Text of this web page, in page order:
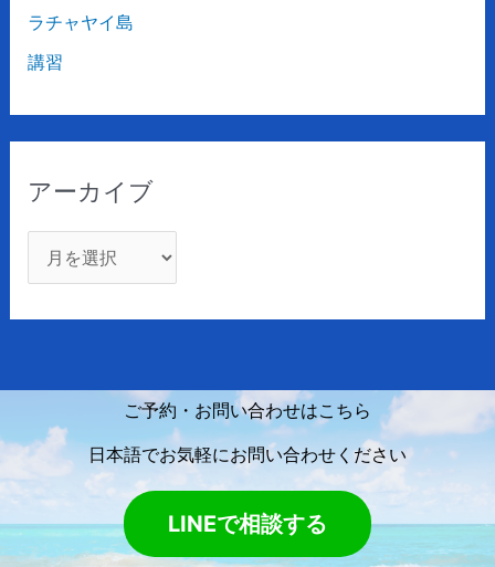
ラチャヤイ島
講習
アーカイブ
ご予約・お問い合わせはこちら
日本語でお気軽にお問い合わせください
LINEで相談する